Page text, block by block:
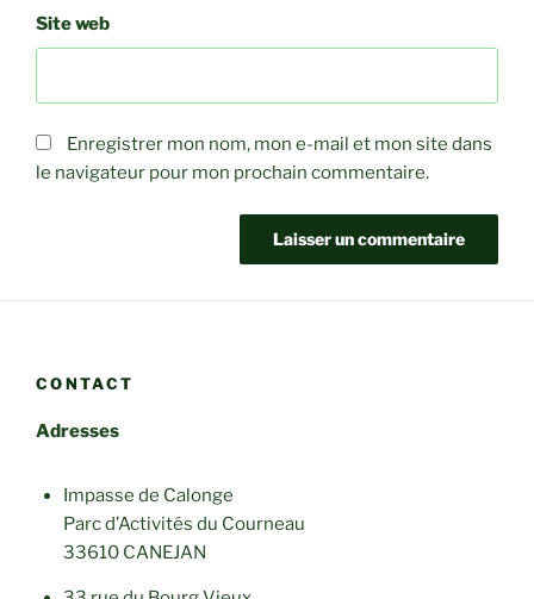
Site web
Enregistrer mon nom, mon e-mail et mon site dans
le navigateur pour mon prochain commentaire.
CONTACT
Adresses
Impasse de Calonge
Parc d’Activités du Courneau
33610 CANEJAN